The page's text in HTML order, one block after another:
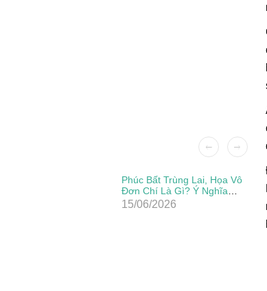
Phúc Bất Trùng Lai, Họa Vô
Đơn Chí Là Gì? Ý Nghĩa
Thực Sự Của Câu Thành
15/06/2026